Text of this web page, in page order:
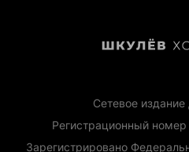
Сетевое
Регистрационный
Зарегистрировано